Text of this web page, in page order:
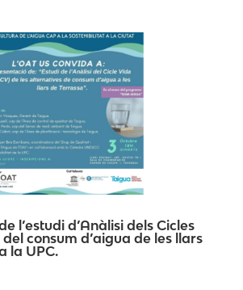
l’estudi d’Anàlisi dels Cicles
consum d’aigua de les llars
la UPC.